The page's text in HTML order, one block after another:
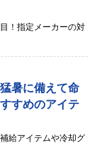
！指定メーカーの対
暑に備えて命
すめのアイテ
給アイテムや冷却グ